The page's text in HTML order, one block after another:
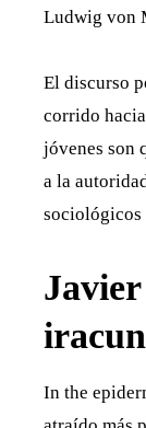
Ludwig von
El discurso
corrido
jóvenes son
a la
sociológicos
In the